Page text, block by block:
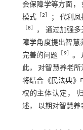
会保障学等方面，
模式［2 ； 代利
8
， 通过加强
障学角度提出智
完善的问题
9］ 。
此， 对智慧养老
将结合《民法典》
权的主体认定，
述， 以期对智慧养